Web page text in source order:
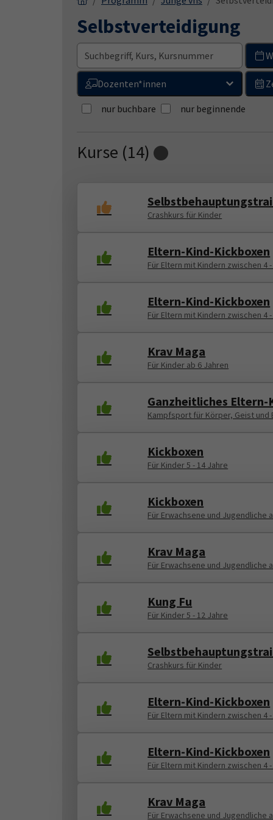
Selbstverteidigung
Dozenten*innen
nur buchbare nur beginnende
Kurse (14) Loading...
Crashkurs für Kinder
Eltern-Kind-Kickboxen
Für Eltern mit Kindern zwischen 4
Eltern-Kind-Kickboxen
Für Eltern mit Kindern zwischen 4
Krav Maga
Für Kinder ab 6 Jahren
Ganzheitliches Eltern-
Kampfsport für Körper, Geist und
Kickboxen
Für Kinder 5 - 14 Jahre
Kickboxen
Für Erwachsene und Jugendliche
Krav Maga
Für Erwachsene und Jugendliche
Kung Fu
Für Kinder 5 - 12 Jahre
Crashkurs für Kinder
Eltern-Kind-Kickboxen
Für Eltern mit Kindern zwischen 4
Eltern-Kind-Kickboxen
Für Eltern mit Kindern zwischen 4
Krav Maga
Für Erwachsene und Jugendliche